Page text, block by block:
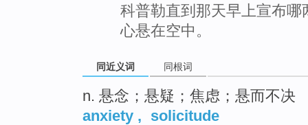
科普勒直到那天早上宣布
心悬在空中。
同近义词 同根词
n. 悬念；悬疑；焦虑；悬而不决
anxiety , solicitude